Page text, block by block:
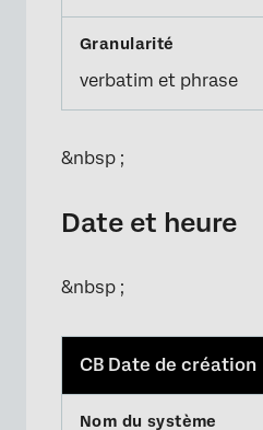
verbatim et phrase
&nbsp ;
Date et heure
&nbsp ;
CB Date de création